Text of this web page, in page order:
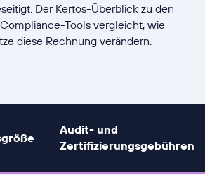
Der Kertos-Überblick zu den
Tools vergleicht, wie
diese Rechnung verändern.
Audit- und
Zertifizierungsgebühren